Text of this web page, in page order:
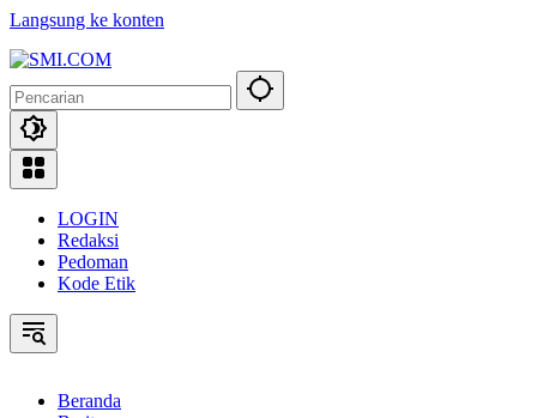
Langsung ke konten
LOGIN
Redaksi
Pedoman
Kode Etik
Beranda